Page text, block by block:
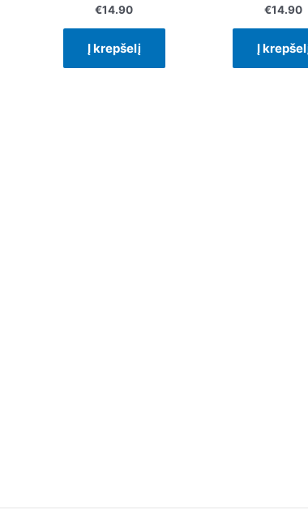
€14.90
Į krepšelį
€14.90
Į